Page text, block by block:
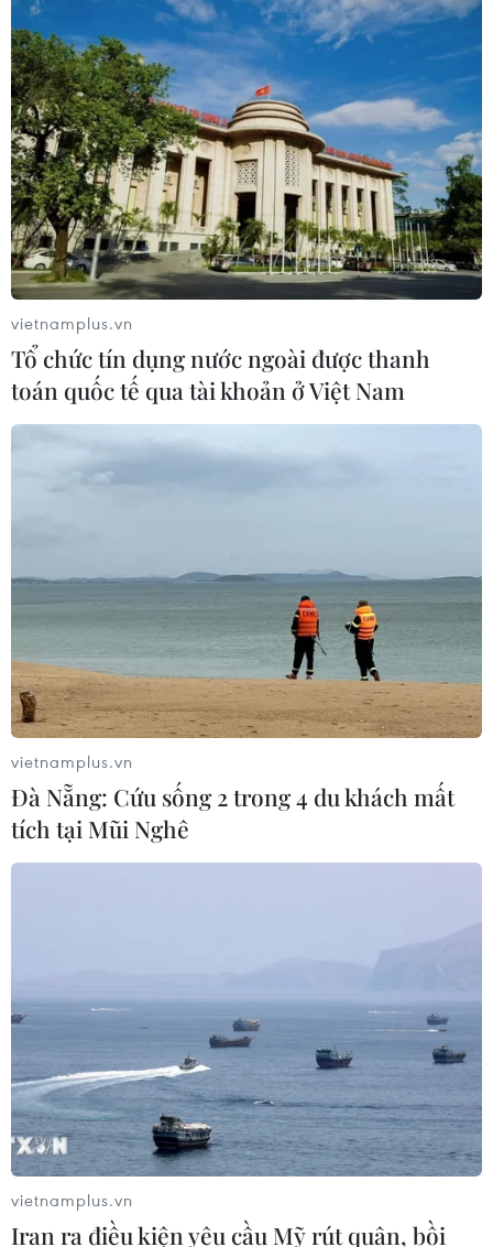
vietnamplus.vn
Tổ chức tín dụng nước ngoài được thanh
toán quốc tế qua tài khoản ở Việt Nam
vietnamplus.vn
Đà Nẵng: Cứu sống 2 trong 4 du khách mất
tích tại Mũi Nghê
vietnamplus.vn
Iran ra điều kiện yêu cầu Mỹ rút quân, bồi